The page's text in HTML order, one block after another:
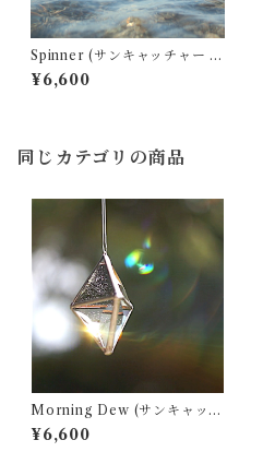
Spinner (サンキャッチャー ・
ウォータープリズム)
¥6,600
同じカテゴリの商品
Morning Dew (サンキャッチ
ャー ・ ウォータープリズム)
¥6,600